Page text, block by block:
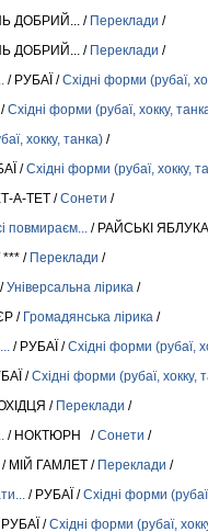
ДОБРИЙ... / Переклади /
ДОБРИЙ... / Переклади /
/ РУБАЇ /Східні форми (рубаї,
Східні форми (рубаї, хокку,
хокку, танка) /
/Східні форми (рубаї, хокку,
А-ТЕТ /Сонети /
повмираєм...
/ РАЙСЬКІ
*** / Переклади /
Універсальна лірика /
/ Громадянська лірика /
/ РУБАЇ /Східні форми (рубаї,
/Східні форми (рубаї, хокку,
/ Переклади /
/ НОКТЮРН /Сонети /
/ МІЙ ГАМЛЕТ / Переклади /
/ РУБАЇ /Східні форми
/Східні форми (рубаї,